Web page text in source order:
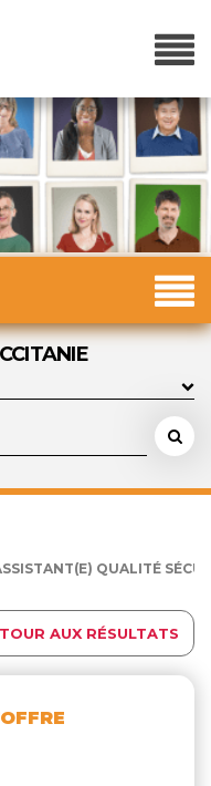
QUALITÉ
AUX RÉSULTATS